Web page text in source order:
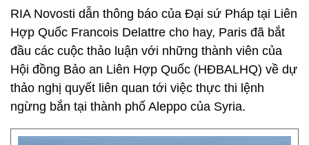
RIA Novosti dẫn thông báo của Đại sứ Pháp tại Liên
Hợp Quốc Francois Delattre cho hay, Paris đã bắt
đầu các cuộc thảo luận với những thành viên của
Hội đồng Bảo an Liên Hợp Quốc (HĐBALHQ) về dự
thảo nghị quyết liên quan tới việc thực thi lệnh
ngừng bắn tại thành phố Aleppo của Syria.